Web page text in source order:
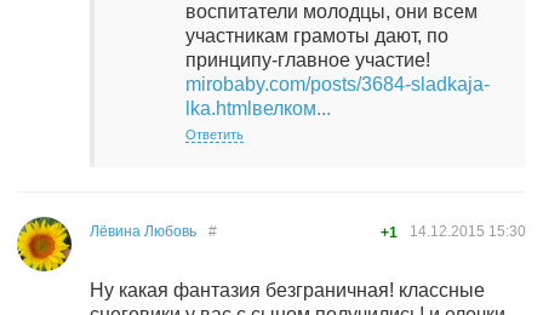
воспитатели молодцы, они всем
участникам грамоты дают, по
принципу-главное участие!
mirobaby.com/posts/3684-sladkaja-
lka.html велком...
Ответить
Лёвина Любовь 14.12.2015 15:30
# +1
Ну какая фантазия безграничная! классные